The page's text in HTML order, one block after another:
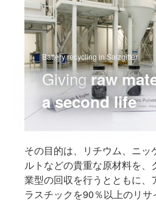
Battery recycling in Salzgitter
Givingraw
a second life
その目的は、リチウム、ニ
ルトなどの貴重な原材料を、
業型の回収を行うとともに、
ラスチックを90％以上のリ